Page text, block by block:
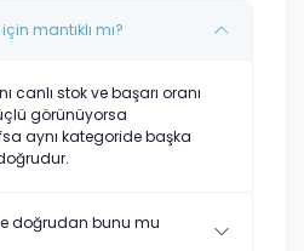
mantıklı mı?
canlı stok ve başarı oranı
görünüyorsa
aynı kategoride başka
doğrudan bunu mu